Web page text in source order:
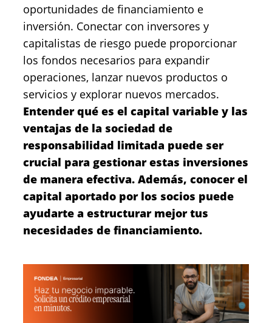
oportunidades de financiamiento e
inversión. Conectar con inversores y
capitalistas de riesgo puede proporcionar
los fondos necesarios para expandir
operaciones, lanzar nuevos productos o
servicios y explorar nuevos mercados.
Entender qué es el capital variable y las
ventajas de la sociedad de
responsabilidad limitada puede ser
crucial para gestionar estas inversiones
de manera efectiva. Además, conocer el
capital aportado por los socios puede
ayudarte a estructurar mejor tus
necesidades de financiamiento.